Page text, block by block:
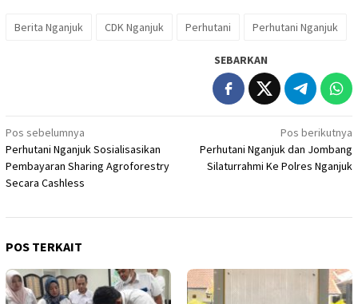
Berita Nganjuk CDK Nganjuk Perhutani Perhutani Nganjuk
SEBARKAN
Navigasi
pos
Pos sebelumnya
Perhutani Nganjuk Sosialisasikan
Pembayaran Sharing Agroforestry
Secara Cashless
Pos berikutnya
Perhutani Nganjuk dan Jombang
Silaturrahmi Ke Polres Nganjuk
POS TERKAIT